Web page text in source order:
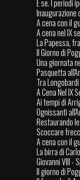
E se. I periodi
Inaugurazione
A cena con il
A cena nel IX
La Papessa,
Il Giorno di
Una giornata
Pasquetta
Tra
A Cena Nel IX
Ai tempi di
Ognissanti
Restaurando
Scoccare
A cena con il
La birra di
Giovanni VIII -
Il giorno di